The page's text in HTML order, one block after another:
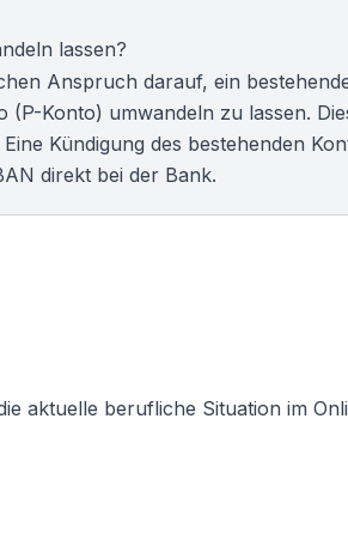
lassen?
Anspruch darauf, ein
Konto) umwandeln zu lassen.
Kündigung des bestehenden
direkt bei der Bank.
aktuelle berufliche Situation im